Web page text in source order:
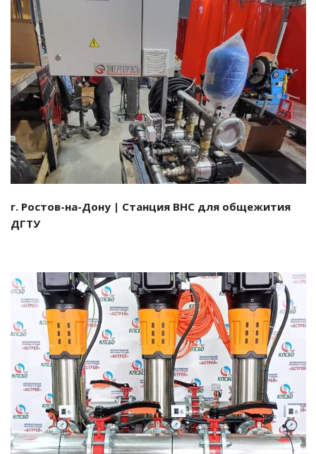
Смотреть проект
г. Ростов-на-Дону | Станция ВНС для общежития
ДГТУ
Смотреть проект